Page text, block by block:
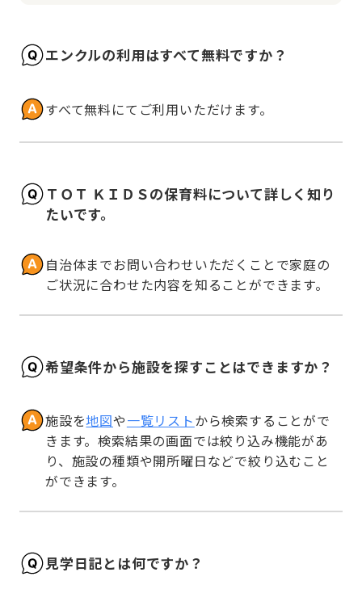
エンクルの利用はすべて無料ですか？
すべて無料にてご利用いただけます。
ＴＯＴ ＫＩＤＳの保育料について詳しく知り
たいです。
自治体までお問い合わせいただくことで家庭の
ご状況に合わせた内容を知ることができます。
希望条件から施設を探すことはできますか？
施設を地図や一覧リストから検索することがで
きます。検索結果の画面では絞り込み機能があ
り、施設の種類や開所曜日などで絞り込むこと
ができます。
見学日記とは何ですか？